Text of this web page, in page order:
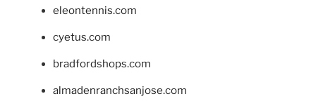
eleontennis.com
cyetus.com
bradfordshops.com
almadenranchsanjose.com